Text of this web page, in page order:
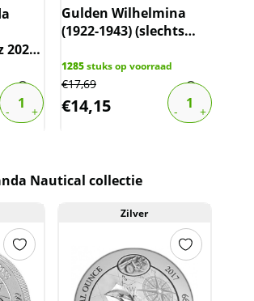
2022
Gulden Wilhelmina
(1922-1943) (slechts
1285stuks op voorraad
€17,69
€14,15
Nautical collectie
Zilver